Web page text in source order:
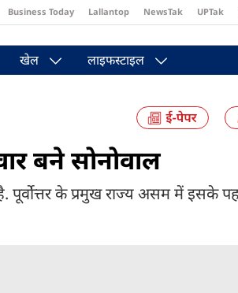
Business Today Lallantop NewsTak UPTak
खेल लाइफस्टाइल
बने सोनोवाल
पूर्वोत्तर के प्रमुख राज्य असम में इसके